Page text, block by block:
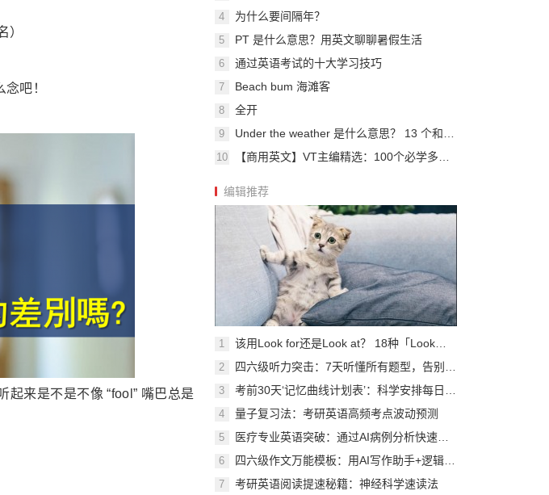
）
吧！
起来是不是不像 “fool” 嘴巴总是
4 为什么要间隔年？
5 PT 是什么意思？用英文聊聊暑假生活
6 通过英语考试的十大学习技巧
7 Beach bum 海滩客
8 全开
9
10
编辑推荐
1 该用Look for还是Look at？ 18种「Look」的常见用法！
2
3
4 量子复习法：考研英语高频考点波动预测
5 医疗专业英语突破：通过AI病例分析快速掌握医学术语
6 四六级作文万能模板：用AI写作助手+逻辑框架法
7 考研英语阅读提速秘籍：神经科学速读法